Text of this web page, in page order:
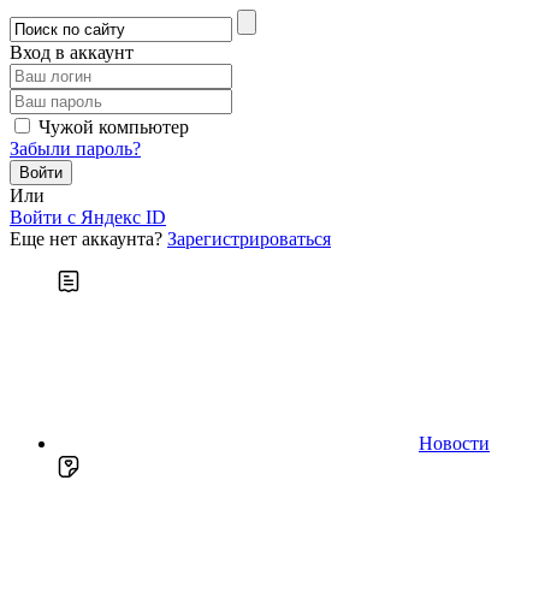
Вход в аккаунт
Чужой компьютер
Забыли пароль?
Или
Войти c Яндекс ID
Еще нет аккаунта? Зарегистрироваться
Новости